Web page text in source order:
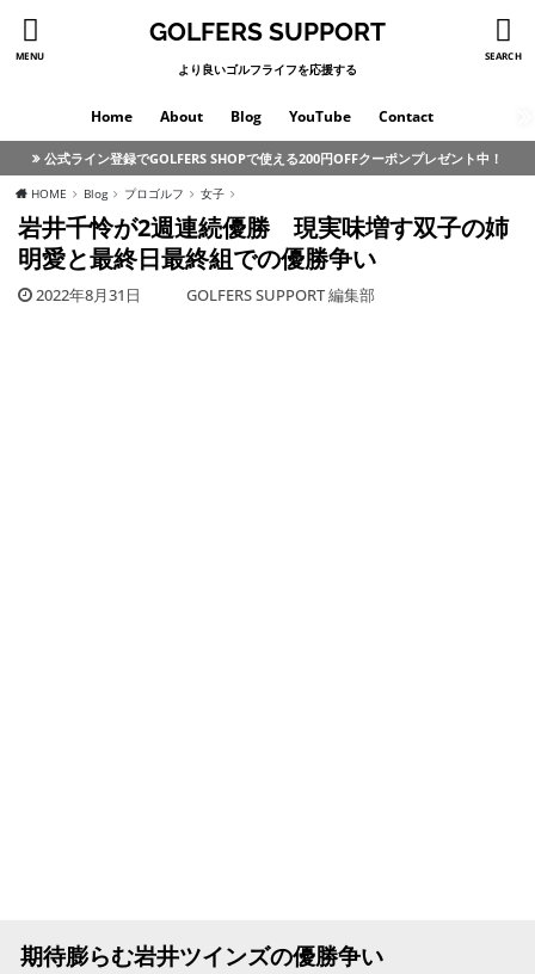
MENU SEARCH
GOLFERS SUPPORT
より良いゴルフライフを応援する
Home About Blog YouTube Contact
公式ライン登録でGOLFERS SHOPで使える200円OFFクーポンプレゼント中！
HOME Blog プロゴルフ 女子
岩井千怜が2週連続優勝 現実味増す双子の姉
明愛と最終日最終組での優勝争い
2022年8月31日 GOLFERS SUPPORT 編集部
期待膨らむ岩井ツインズの優勝争い